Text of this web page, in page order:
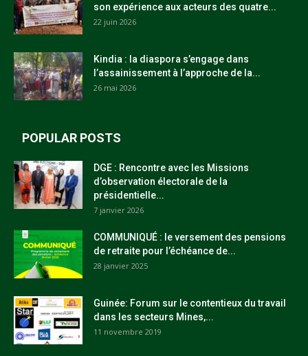
son expérience aux acteurs des quatre...
22 juin 2026
Kindia : la diaspora s’engage dans
l’assainissement à l’approche de la...
26 mai 2026
POPULAR POSTS
DGE : Rencontre avec les Missions
d’observation électorale de la
présidentielle...
7 janvier 2026
COMMUNIQUÉ : le versement des pensions
de retraite pour l’échéance de...
28 janvier 2025
Guinée: Forum sur le contentieux du travail
dans les secteurs Mines,...
11 novembre 2019